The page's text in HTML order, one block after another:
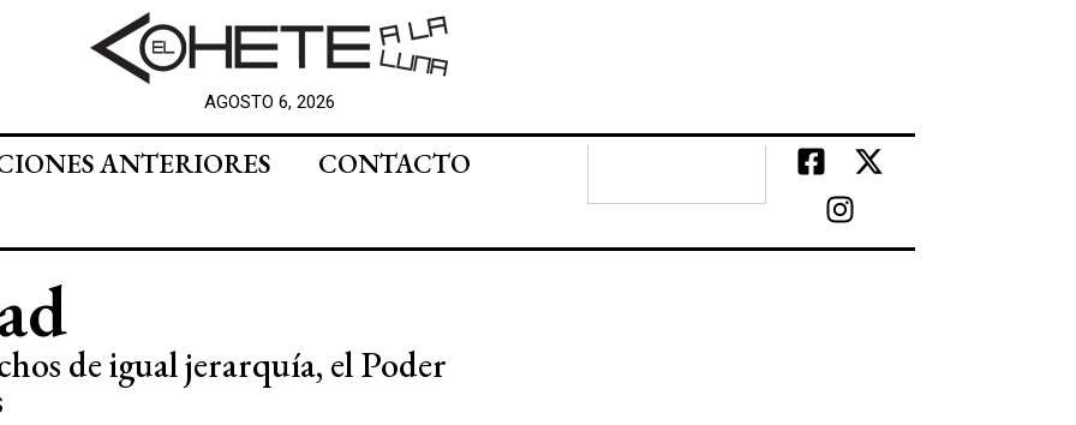
AGOSTO 6, 2026
ANTERIORES CONTACTO
de igual jerarquía, el Poder